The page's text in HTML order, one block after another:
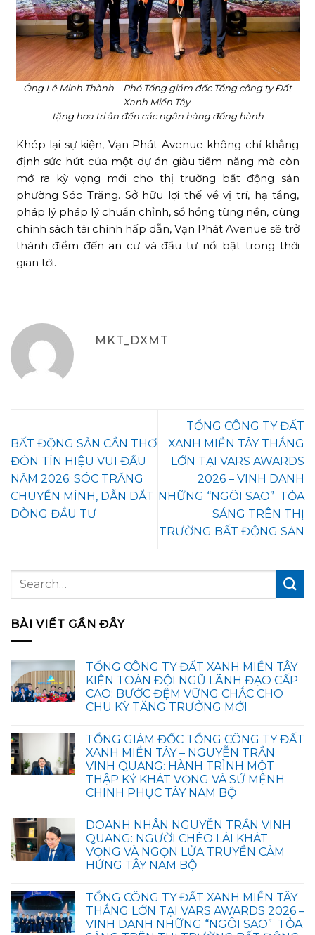
Ông Lê Minh Thành – Phó Tổng giám đốc Tổng công ty Đất
Xanh Miền Tây
tặng hoa tri ân đến các ngân hàng đồng hành
Khép lại sự kiện, Vạn Phát Avenue không chỉ khẳng
định sức hút của một dự án giàu tiềm năng mà còn
mở ra kỳ vọng mới cho thị trường bất động sản
phường Sóc Trăng. Sở hữu lợi thế về vị trí, hạ tầng,
pháp lý pháp lý chuẩn chỉnh, sổ hồng từng nền, cùng
chính sách tài chính hấp dẫn, Vạn Phát Avenue sẽ trở
thành điểm đến an cư và đầu tư nổi bật trong thời
gian tới.
MKT_DXMT
BẤT ĐỘNG SẢN CẦN THƠ
ĐÓN TÍN HIỆU VUI ĐẦU
NĂM 2026: SÓC TRĂNG
CHUYỂN MÌNH, DẪN DẮT
DÒNG ĐẦU TƯ
TỔNG CÔNG TY ĐẤT
XANH MIỀN TÂY THẮNG
LỚN TẠI VARS AWARDS
2026 – VINH DANH
NHỮNG “NGÔI SAO” TỎA
SÁNG TRÊN THỊ
TRƯỜNG BẤT ĐỘNG SẢN
BÀI VIẾT GẦN ĐÂY
TỔNG CÔNG TY ĐẤT XANH MIỀN TÂY
KIỆN TOÀN ĐỘI NGŨ LÃNH ĐẠO CẤP
CAO: BƯỚC ĐỆM VỮNG CHẮC CHO
CHU KỲ TĂNG TRƯỞNG MỚI
TỔNG GIÁM ĐỐC TỔNG CÔNG TY ĐẤT
XANH MIỀN TÂY – NGUYỄN TRẦN
VINH QUANG: HÀNH TRÌNH MỘT
THẬP KỶ KHÁT VỌNG VÀ SỨ MỆNH
CHINH PHỤC TÂY NAM BỘ
DOANH NHÂN NGUYỄN TRẦN VINH
QUANG: NGƯỜI CHÈO LÁI KHÁT
VỌNG VÀ NGỌN LỬA TRUYỀN CẢM
HỨNG TÂY NAM BỘ
TỔNG CÔNG TY ĐẤT XANH MIỀN TÂY
THẮNG LỚN TẠI VARS AWARDS 2026 –
VINH DANH NHỮNG “NGÔI SAO” TỎA